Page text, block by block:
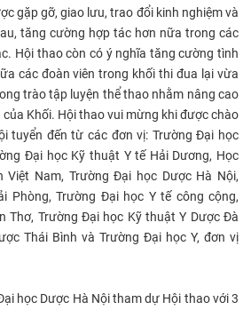
gặp gỡ, giao lưu, trao đổi kinh nghiệm và
, tăng cường hợp tác hơn nữa trong các
Hội thao còn có ý nghĩa tăng cường tình
các đoàn viên trong khối thi đua lại vừa
trào tập luyện thể thao nhằm nâng cao
Khối. Hội thao vui mừng khi được chào
tuyển đến từ các đơn vị: Trường Đại học
Đại học Kỹ thuật Y tế Hải Dương, Học
Việt Nam, Trường Đại học Dược Hà Nội,
Phòng, Trường Đại học Y tế công cộng,
Thơ, Trường Đại học Kỹ thuật Y Dược Đà
Thái Bình và Trường Đại học Y, đơn vị
học Dược Hà Nội tham dự Hội thao với 3